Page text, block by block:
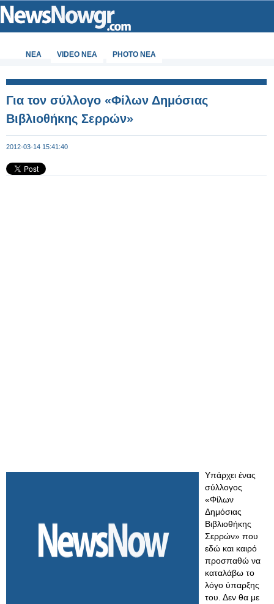
ΝΕΑ VIDEO NEA PHOTO NEA
Για τον σύλλογο «Φίλων Δημόσιας
Βιβλιοθήκης Σερρών»
2012-03-14 15:41:40
Υπάρχει ένας
σύλλογος
«Φίλων
Δημόσιας
Βιβλιοθήκης
Σερρών» που
εδώ και καιρό
προσπαθώ να
καταλάβω το
λόγο ύπαρξης
του. Δεν θα με